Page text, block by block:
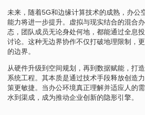
未来，随着5G和边缘计算技术的成熟，办公
能力将进一步提升。虚拟与现实结合的混合
态，团队成员无论身处何地，都能通过全息
讨论。这种无边界协作不仅打破地理限制，
的边界。
从硬件升级到空间规划，再到数据赋能，打
系统工程。其本质是通过技术手段释放创造
策更敏捷。当办公环境真正理解并适应人的
水到渠成，成为推动企业创新的隐形引擎。